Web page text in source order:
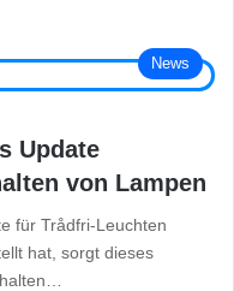
News
Update
von Lampen
für Trådfri-Leuchten
hat, sorgt dieses